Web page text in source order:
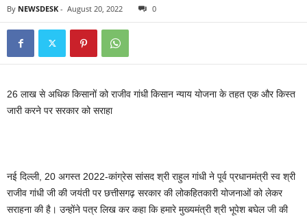
By NEWSDESK - August 20, 2022 0
26 लाख से अधिक किसानों को राजीव गांधी किसान न्याय योजना के तहत एक और किस्त
जारी करने पर सरकार को सराहा
नई दिल्ली, 20 अगस्त 2022-कांग्रेस सांसद श्री राहुल गांधी ने पूर्व प्रधानमंत्री स्व श्री
राजीव गांधी जी की जयंती पर छत्तीसगढ़ सरकार की लोकहितकारी योजनाओं को लेकर
सराहना की है। उन्होंने पत्र लिख कर कहा कि हमारे मुख्यमंत्री श्री भूपेश बघेल जी की